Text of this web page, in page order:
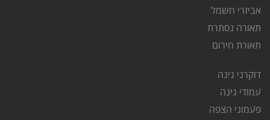
אביזרי חשמל
תאורה נסתרת
תאורת חירום
דוקרני גינה
עמודי גינה
פעמוני הצפה